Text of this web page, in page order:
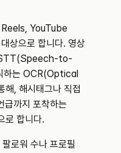
YouTube
상으로 합니다. 영상
STT(Speech-to-
하는 OCR(Optical
, 해시태그나 직접
급까지 포착하는
로 합니다.
로워 수나 프로필